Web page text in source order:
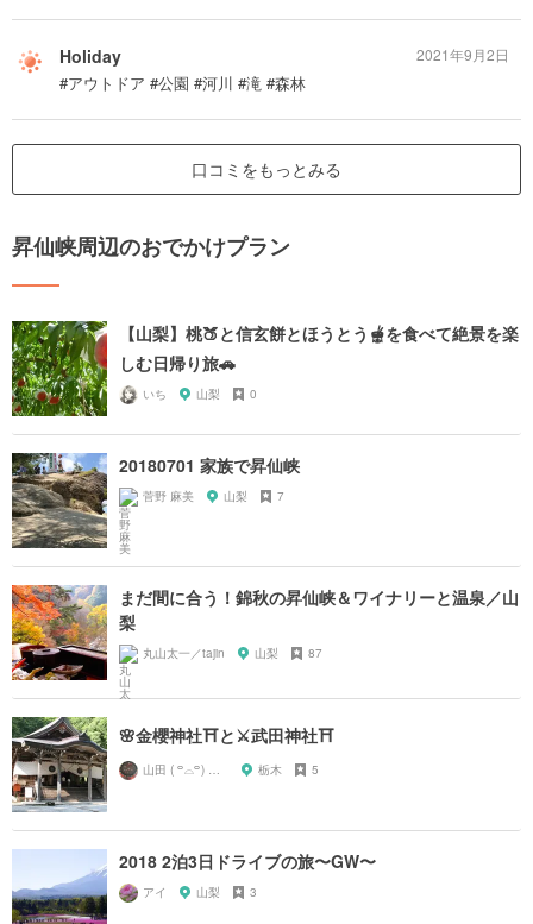
Holiday
#アウトドア #公園 #河川 #滝 #森林
2021年9月2日
口コミをもっとみる
昇仙峡周辺のおでかけプラン
【山梨】桃🍑と信玄餅とほうとう🫕を食べて絶景を楽
しむ日帰り旅🚗
いち 山梨 0
20180701 家族で昇仙峡
菅野 麻美 山梨 7
まだ間に合う！錦秋の昇仙峡＆ワイナリーと温泉／山
梨
丸山太一／tajin 山梨 87
🌸金櫻神社⛩と⚔武田神社⛩
山田 ( ꒪⌓꒪) ストレンジ 栃木 5
2018 2泊3日ドライブの旅〜GW〜
アイ 山梨 3